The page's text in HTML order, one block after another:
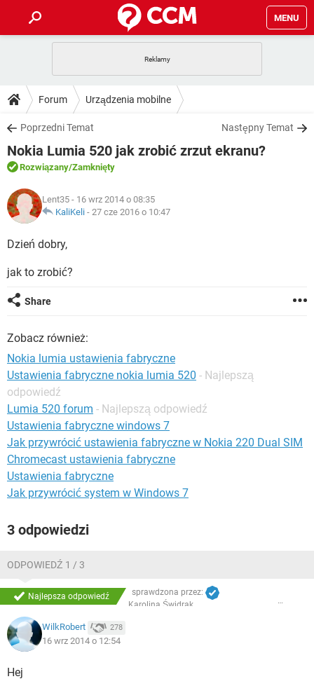
MENU
GRY WHATSAPP
SPOTIFY
INSTAGRAM FACEBOOK
WINDOWS 10
PORADY
PlayStation TIKTOK
SPOTIFY
INSTAGRAM
WINDOWS 10
DO POBRANIA
ANDROID TIKTOK
GRY
IOS
INSTAGRAM
WINDOWS 10
FORUM
COVID-19
GRY WHATSAPP
ARTYKUŁY
COVID-19
GRY
SPOTIFY
INSTAGRAM
Forum Urządzenia mobilne
Poprzedni Temat Następny Temat
Nokia Lumia 520 jak zrobić zrzut ekranu?
Rozwiązany/Zamknięty
Lent35 - 16 wrz 2014 o 08:35
KaliKeli - 27 cze 2016 o 10:47
Dzień dobry,
jak to zrobić?
Share
Zobacz również:
Nokia lumia ustawienia fabryczne
Ustawienia fabryczne nokia lumia 520 - Najlepszą
odpowiedź
Lumia 520 forum - Najlepszą odpowiedź
Ustawienia fabryczne windows 7
Jak przywrócić ustawienia fabryczne w Nokia 220 Dual SIM
Chromecast ustawienia fabryczne
Ustawienia fabryczne
Jak przywrócić system w Windows 7
3 odpowiedzi
ODPOWIEDŹ 1 / 3
Najlepsza odpowiedź
sprawdzona przez:
Karolina Świdrak
WilkRobert 278
16 wrz 2014 o 12:54
Hej